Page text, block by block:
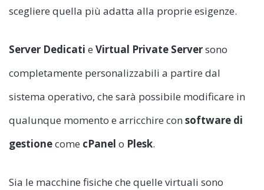
scegliere quella più adatta alla proprie esigenze.
Server Dedicati e Virtual Private Serversono
completamente personalizzabili a partire dal
sistema operativo, che sarà possibile modificare in
qualunque momento e arricchire con software di
gestionecome cPanel o Plesk.
Sia le macchine fisiche che quelle virtuali sono